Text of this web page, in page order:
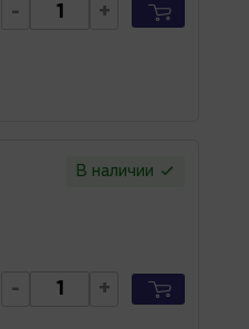
- +
В наличии
- +